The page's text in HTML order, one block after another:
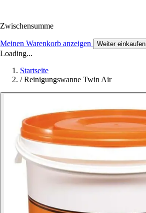
Zwischensumme
Meinen Warenkorb anzeigen Weiter einkaufen
Loading...
Startseite
/ Reinigungswanne Twin Air